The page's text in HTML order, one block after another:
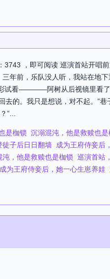
，即可阅读 巡演首站开唱
年前，乐队没人听，我站在地下
试看————阿树从后视镜里看了
去的。我只是想说，对不起。”
”...
是枷锁 沉溺混沌，他是救赎也是
徒子后日日翻墙 成为王府侍妾后
沌，他是救赎也是枷锁 巡演首站
成为王府侍妾后，她一心生崽养娃